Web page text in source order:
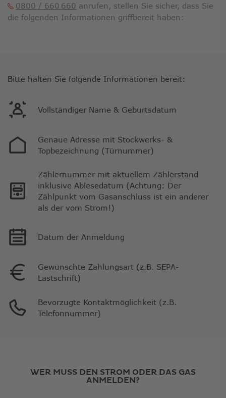
0800 / 660 660 anrufen, stellen Sie sicher, dass Sie
die folgenden Informationen griffbereit haben:
Bitte halten Sie folgende Informationen bereit:
Vollständiger Name & Geburtsdatum
Genaue Adresse mit Stockwerks- &
Topbezeichnung (Türnummer)
Zählernummer mit aktuellem Zählerstand
inklusive Ablesedatum (Achtung: Der
Zählpunkt vom Gasanschluss ist ein anderer
als der vom Strom!)
Datum der Anmeldung
Gewünschte Zahlungsart (z.B. SEPA-
Lastschrift)
Bevorzugte Kontaktmöglichkeit (z.B.
Telefonnummer)
WER MUSS DEN STROM ODER DAS GAS
ANMELDEN?